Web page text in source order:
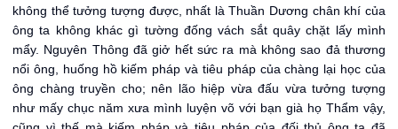
không thể tưởng tượng được, nhất là Thuần Dương chân khí của
ông ta không khác gì tường đống vách sắt quây chặt lấy mình
mẩy. Nguyên Thông đã giở hết sức ra mà không sao đả thương
nổi ông, huống hồ kiếm pháp và tiêu pháp của chàng lại học của
ông chàng truyền cho; nên lão hiệp vừa đấu vừa tưởng tượng
như mấy chục năm xưa mình luyện võ với bạn già họ Thẩm vậy,